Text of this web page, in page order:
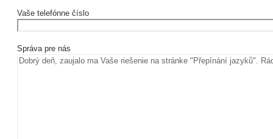
Vaše telefónne číslo
Správa pre nás